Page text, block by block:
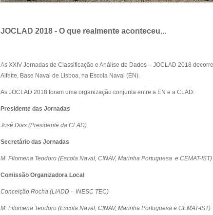
JOCLAD 2018 - O que realmente aconteceu...
As XXIV Jornadas de Classificação e Análise de Dados – JOCLAD 2018
Alfeite, Base Naval de Lisboa, na Escola Naval (EN).
As JOCLAD 2018 foram uma organização conjunta entre a EN e a CLAD:
Presidente das Jornadas
José Dias (Presidente da CLAD)
Secretário das Jornadas
M. Filomena Teodoro (Escola Naval, CINAV, Marinha Portuguesa e CEMAT-IST)
Comissão Organizadora Local
Conceição Rocha (LIADD - INESC TEC)
M. Filomena Teodoro (Escola Naval, CINAV, Marinha Portuguesa e CEMAT-IST)